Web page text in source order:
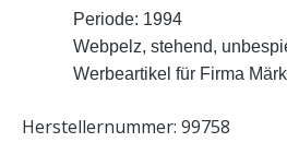
Periode: 1994
Webpelz, stehend,
Werbeartikel für Firma
Herstellernummer: 99758